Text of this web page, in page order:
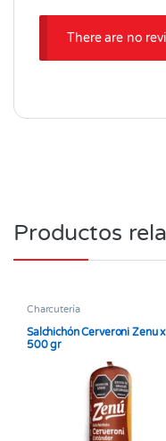
There are no
Productos
Charcutería
Salchichón Cerveroni Zenu x
500 gr